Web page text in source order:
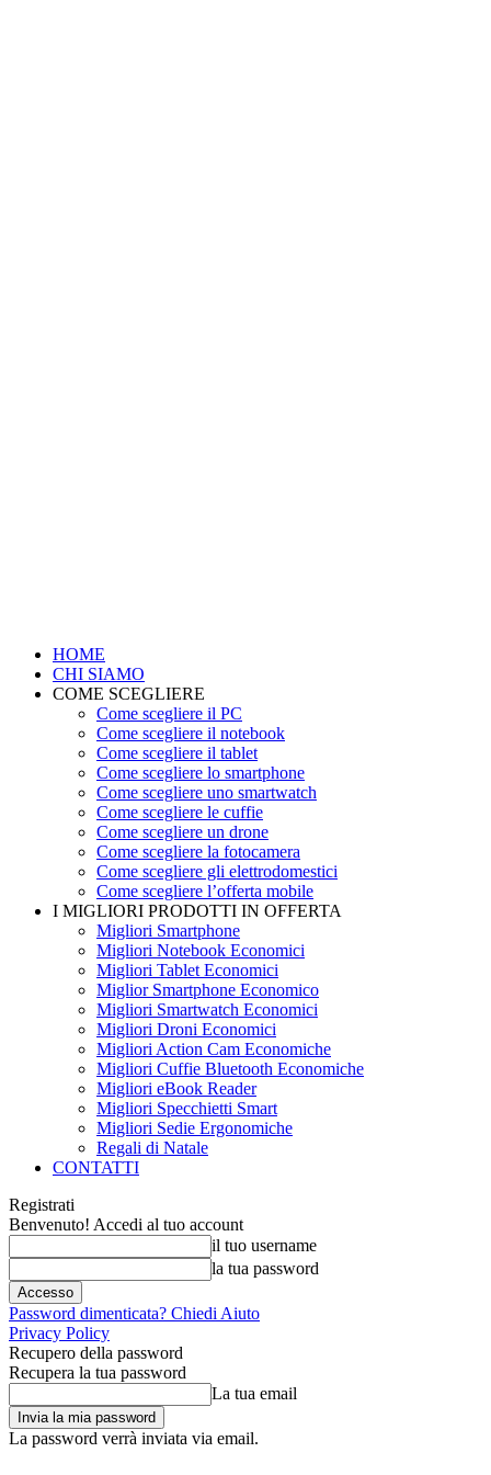
HOME
CHI SIAMO
COME SCEGLIERE
Come scegliere il PC
Come scegliere il notebook
Come scegliere il tablet
Come scegliere lo smartphone
Come scegliere uno smartwatch
Come scegliere le cuffie
Come scegliere un drone
Come scegliere la fotocamera
Come scegliere gli elettrodomestici
Come scegliere l’offerta mobile
I MIGLIORI PRODOTTI IN OFFERTA
Migliori Smartphone
Migliori Notebook Economici
Migliori Tablet Economici
Miglior Smartphone Economico
Migliori Smartwatch Economici
Migliori Droni Economici
Migliori Action Cam Economiche
Migliori Cuffie Bluetooth Economiche
Migliori eBook Reader
Migliori Specchietti Smart
Migliori Sedie Ergonomiche
Regali di Natale
CONTATTI
Registrati
Benvenuto! Accedi al tuo account
il tuo username
la tua password
Password dimenticata? Chiedi Aiuto
Privacy Policy
Recupero della password
Recupera la tua password
La tua email
La password verrà inviata via email.